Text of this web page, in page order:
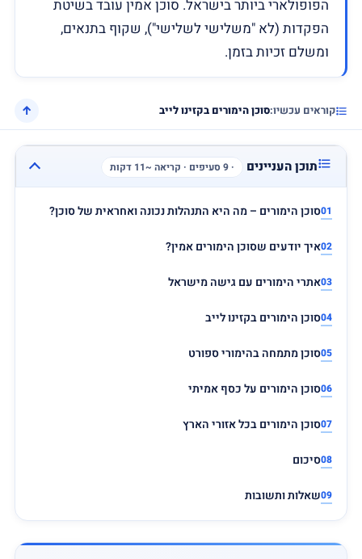
הפופולארי ביותר בישראל. סוכן אמין עובד בשיטת
הפקדות (לא "משלישי לשלישי"), שקוף בתנאים,
ומשלם זכיות בזמן.
קוראים עכשיו:סוכן הימורים בקזינו לייב ↑
תוכן העניינים · 9 סעיפים · קריאה ~11 דקות
סוכן הימורים – מה היא התנהלות נכונה ואחראית של סוכן?
איך יודעים שסוכן הימורים אמין?
אתרי הימורים עם גישה מישראל
סוכן הימורים בקזינו לייב
סוכן מתמחה בהימורי ספורט
סוכן הימורים על כסף אמיתי
סוכן הימורים בכל אזורי הארץ
סיכום
שאלות ותשובות